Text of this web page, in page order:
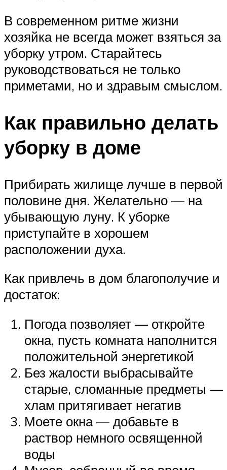
В современном ритме жизни
хозяйка не всегда может взяться за
уборку утром. Старайтесь
руководствоваться не только
приметами, но и здравым смыслом.
Как правильно делать
уборку в доме
Прибирать жилище лучше в первой
половине дня. Желательно — на
убывающую луну. К уборке
приступайте в хорошем
расположении духа.
Как привлечь в дом благополучие и
достаток:
Погода позволяет — откройте
окна, пусть комната наполнится
положительной энергетикой
Без жалости выбрасывайте
старые, сломанные предметы —
хлам притягивает негатив
Моете окна — добавьте в
раствор немного освященной
воды